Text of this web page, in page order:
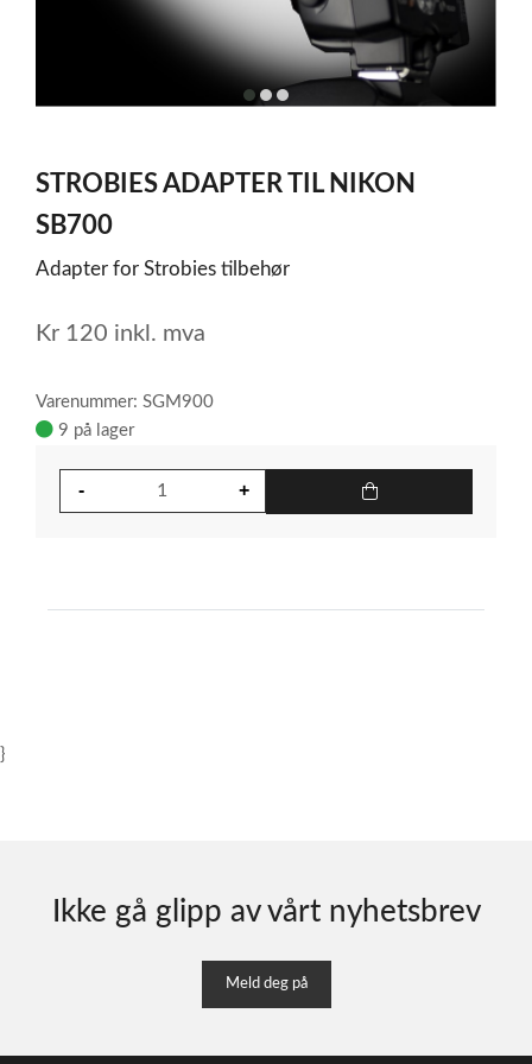
itemitemitem
of
3
STROBIES ADAPTER TIL NIKON
SB700
Adapter for Strobies tilbehør
Kr 120 inkl. mva
Varenummer: SGM900
9 på lager
}
Ikke gå glipp av vårt nyhetsbrev
Meld deg på